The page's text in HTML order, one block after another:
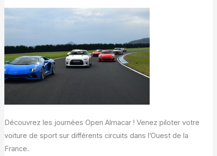
Découvrez les journées Open Almacar ! Venez piloter votre
voiture de sport sur différents circuits dans l’Ouest de la
France.
piloter
sportive
sur
circuit